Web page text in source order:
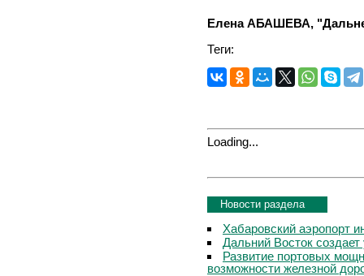
Елена АБАШЕВА,
Теги:
Loading...
Новости раздела
Хабаровский аэропорт
Дальний Восток
Развитие портовых
возможности железной